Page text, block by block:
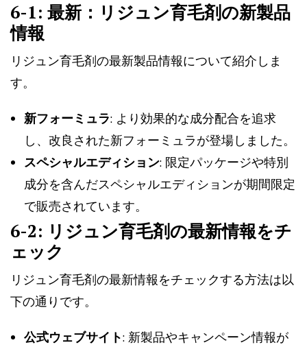
6-1: 最新：リジュン育毛剤の新製品
情報
リジュン育毛剤の最新製品情報について紹介しま
す。
新フォーミュラ: より効果的な成分配合を追求
し、改良された新フォーミュラが登場しました。
スペシャルエディション: 限定パッケージや特別
成分を含んだスペシャルエディションが期間限定
で販売されています。
6-2: リジュン育毛剤の最新情報をチ
ェック
リジュン育毛剤の最新情報をチェックする方法は以
下の通りです。
公式ウェブサイト: 新製品やキャンペーン情報が